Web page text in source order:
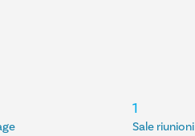
Sale riunioni
1